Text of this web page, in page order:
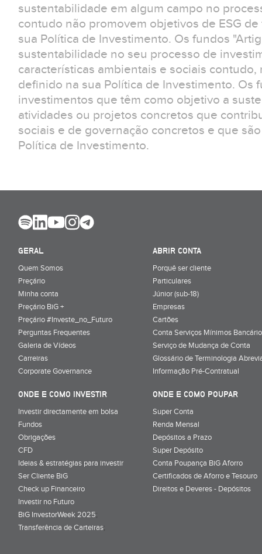
sustentabilidade em algum campo no
contudo não promovem objetivos de ESG
sua Política de Investimento. Os fundos
sustentabilidade no seu processo de
características ambientais e sociais
definido na sua Política de Investimento. Os
investimentos que têm como objetivo a
atividades ou projetos concretos que
sociais e de governação concretos e que
Política de Investimento.
GERAL
Quem Somos
Preçário
Minha conta
Preçário BiG +
Preçário #Investe_no_Futuro
Perguntas Frequentes
Galeria de Vídeos
Carreiras
Corporate Governance
ABRIR CONTA
Porquê ser cliente
Particulares
Júnior (sub-18)
Empresas
Cartões
Conta Serviços Mínimos
Serviço de Mudança de Conta
Glossário de Terminologia
Informação Pré-Contratual
ONDE E COMO INVESTIR
Investir directamente em bolsa
Fundos
Obrigações
CFD
Ideias & estratégias para investir
Ser Cliente BiG
Check up Financeiro
Investir no Futuro
BiG InvestorWeek 2025;
Transferência de Carteiras;
ONDE E COMO POUPAR
Super Conta
Renda Mensal
Depósitos a Prazo
Super Depósito
Conta Poupança BiG Aforro
Certificados de Aforro e Tesouro
Direitos e Deveres - Depósitos